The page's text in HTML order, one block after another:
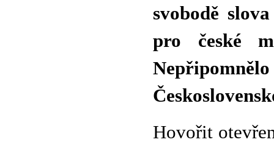
svobodě
pro české
Hovořit